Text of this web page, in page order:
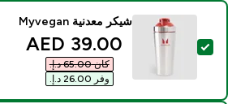
تحديد هذا المنتج - شيكر معدنية Myvegan
شيكر معدنية Myvegan
price
39.00 AED‎
كان ‏65.00 د.إ.‏‎
وفر ‏26.00 د.إ.‏‎